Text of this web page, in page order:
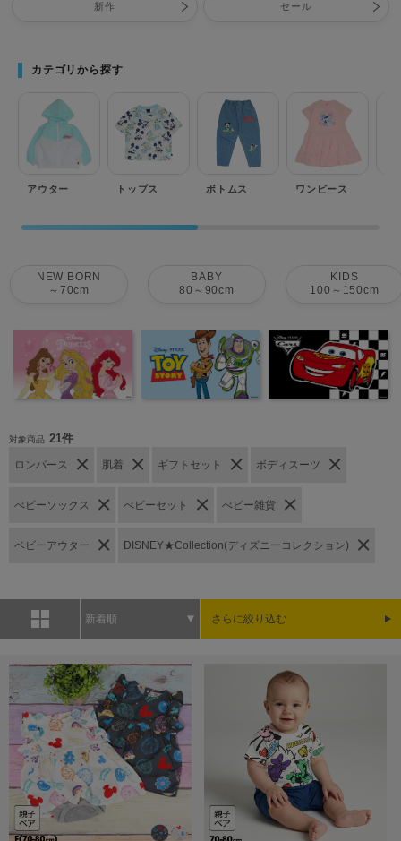
新作 セール
カテゴリから探す
アウター トップス ボトムス ワンピース
NEW BORN
～70cm
BABY
80～90cm
KIDS
100～150cm
対象商品 21件
ロンパース 肌着 ギフトセット ボディスーツ
べビーソックス べビーセット べビー雑貨
ベビーアウター DISNEY★Collection(ディズニーコレクション)
新着順 さらに絞り込む